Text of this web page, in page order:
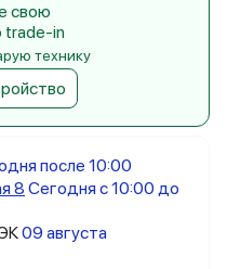
после 10:00
8 Сегодня с 10:00 до
09 августа
свою
trade-in
технику